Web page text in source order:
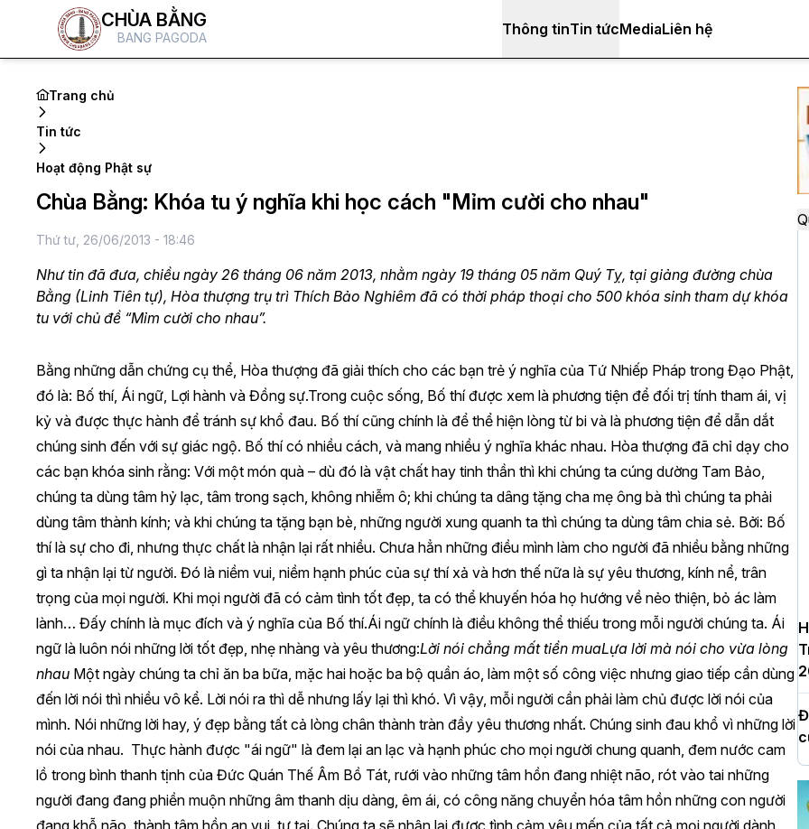
CHÙA BẰNG
BANG PAGODA Thông tinTin tứcMediaLiên hệ
Trang chủ
Tin tức
Hoạt động Phật sự
Chùa Bằng: Khóa tu ý nghĩa khi học cách "Mỉm cười cho nhau"
Thứ tư, 26/06/2013 - 18:46
Như tin đã đưa, chiều ngày 26 tháng 06 năm 2013, nhằm ngày 19 tháng 05 năm Quý Tỵ, tại giảng đường chùa
Bằng (Linh Tiên tự), Hòa thượng trụ trì Thích Bảo Nghiêm đã có thời pháp thoại cho 500 khóa sinh tham dự khóa
tu với chủ đề “Mỉm cười cho nhau”.
Bằng những dẫn chứng cụ thể, Hòa thượng đã giải thích cho các bạn trẻ ý nghĩa của Tứ Nhiếp Pháp trong Đạo Phật,
đó là: Bố thí, Ái ngữ, Lợi hành và Đồng sự.Trong cuộc sống, Bố thí được xem là phương tiện để đối trị tính tham ái, vị
kỷ và được thực hành để tránh sự khổ đau. Bố thí cũng chính là để thể hiện lòng từ bi và là phương tiện để dẫn dắt
chúng sinh đến với sự giác ngộ. Bố thí có nhiều cách, và mang nhiều ý nghĩa khác nhau. Hòa thượng đã chỉ dạy cho
các bạn khóa sinh rằng: Với một món quà – dù đó là vật chất hay tinh thần thì khi chúng ta cúng dường Tam Bảo,
chúng ta dùng tâm hỷ lạc, tâm trong sạch, không nhiễm ô; khi chúng ta dâng tặng cha mẹ ông bà thì chúng ta phải
dùng tâm thành kính; và khi chúng ta tặng bạn bè, những người xung quanh ta thì chúng ta dùng tâm chia sẻ. Bởi: Bố
thí là sự cho đi, nhưng thực chất là nhận lại rất nhiều. Chưa hẳn những điều mình làm cho người đã nhiều bằng những
gì ta nhận lại từ người. Đó là niềm vui, niềm hạnh phúc của sự thí xả và hơn thế nữa là sự yêu thương, kính nể, trân
trọng của mọi người. Khi mọi người đã có cảm tình tốt đẹp, ta có thể khuyến hóa họ hướng về nẻo thiện, bỏ ác làm
lành… Đấy chính là mục đích và ý nghĩa của Bố thí.Ái ngữ chính là điều không thể thiếu trong mỗi người chúng ta. Ái
ngữ là luôn nói những lời tốt đẹp, nhẹ nhàng và yêu thương:Lời nói chẳng mất tiền muaLựa lời mà nói cho vừa lòng
nhau Một ngày chúng ta chỉ ăn ba bữa, mặc hai hoặc ba bộ quần áo, làm một số công việc nhưng giao tiếp cần dùng
đến lời nói thì nhiều vô kể. Lời nói ra thì dễ nhưng lấy lại thì khó. Vì vậy, mỗi người cần phải làm chủ được lời nói của
mình. Nói những lời hay, ý đẹp bằng tất cả lòng chân thành tràn đầy yêu thương nhất. Chúng sinh đau khổ vì những lời
nói của nhau. Thực hành được "ái ngữ" là đem lại an lạc và hạnh phúc cho mọi người chung quanh, đem nước cam
lồ trong bình thanh tịnh của Đức Quán Thế Âm Bồ Tát, rưới vào những tâm hồn đang nhiệt não, rót vào tai những
người đang đang phiền muộn những âm thanh dịu dàng, êm ái, có công năng chuyển hóa tâm hồn những con người
đang khỗ não, thành tâm hồn an vui, tự tại. Chúng ta sẽ nhận lại được tình cảm yêu mến của tất cả mọi người dành